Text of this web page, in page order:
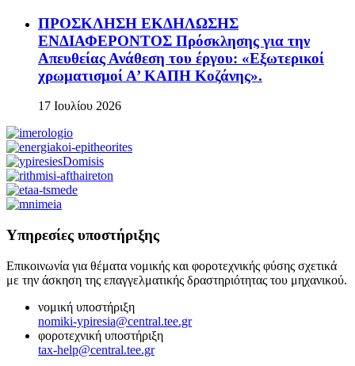
ΠΡΟΣΚΛΗΣΗ ΕΚΔΗΛΩΣΗΣ
ΕΝΔΙΑΦΕΡΟΝΤΟΣ Πρόσκλησης για την
Απευθείας Ανάθεση του έργου: «Εξωτερικοί
χρωματισμοί Α’ ΚΑΠΗ Κοζάνης».
17 Ιουλίου 2026
Υπηρεσίες υποστήριξης
Επικοινωνία για θέματα νομικής και φοροτεχνικής φύσης σχετικά
με την άσκηση της επαγγελματικής δραστηριότητας του μηχανικού.
νομική υποστήριξη
nomiki-ypiresia@central.tee.gr
φοροτεχνική υποστήριξη
tax-help@central.tee.gr